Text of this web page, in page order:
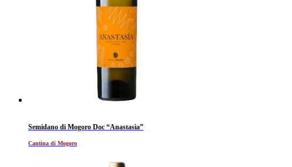
Semidano di Mogoro Doc “Anastasìa”
Cantina di Mogoro